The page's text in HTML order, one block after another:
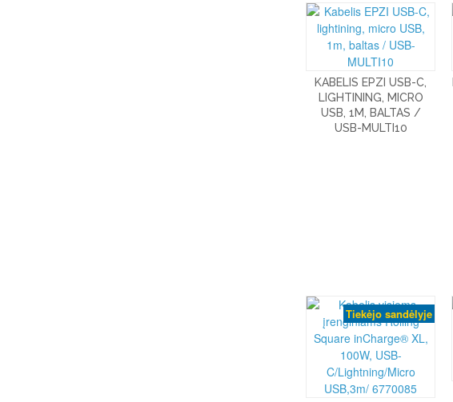
KABELIS EPZI USB-C,
LIGHTINING, MICRO
USB, 1M, BALTAS /
USB-MULTI10
Tiekėjo sandėlyje